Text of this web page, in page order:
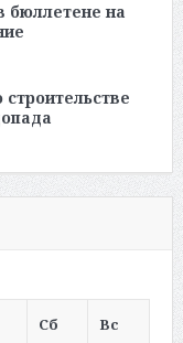
бюллетене на
Сб Вс